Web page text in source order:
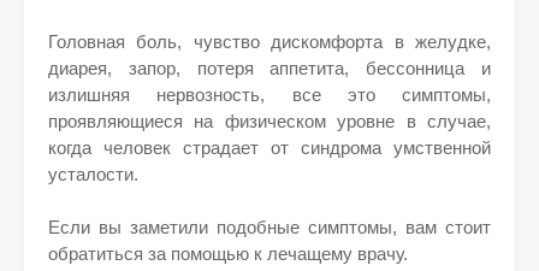
Головная боль, чувство дискомфорта в желудке,
диарея, запор, потеря аппетита, бессонница и
излишняя нервозность, все это симптомы,
проявляющиеся на физическом уровне в случае,
когда человек страдает от синдрома умственной
усталости.
Если вы заметили подобные симптомы, вам стоит
обратиться за помощью к лечащему врачу.